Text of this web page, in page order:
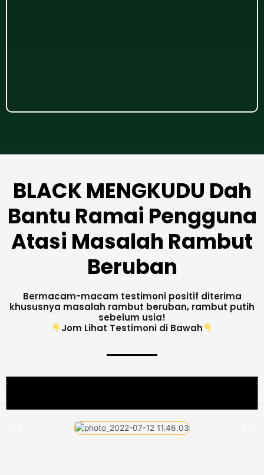
BLACK MENGKUDU Dah
Bantu Ramai Pengguna
Atasi Masalah Rambut
Beruban
Bermacam-macam testimoni positif diterima
khususnya masalah rambut beruban, rambut putih
sebelum usia!
Jom Lihat Testimoni di Bawah